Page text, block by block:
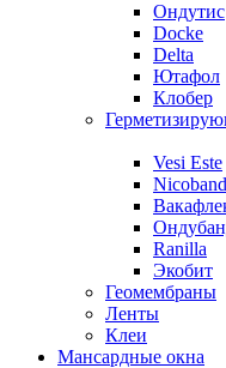
Ондутис
Docke
Delta
Ютафол
Клобер
Vesi Este
Ranilla
Экобит
Геомембраны
Ленты
Клеи
Мансардные окна